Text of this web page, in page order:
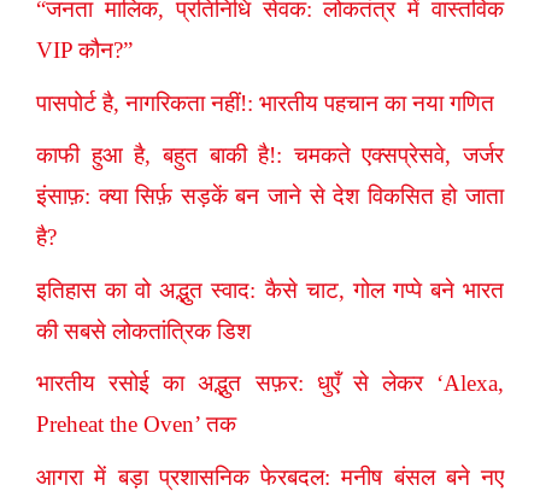
“जनता मालिक, प्रतिनिधि सेवक: लोकतंत्र में वास्तविक
VIP कौन?”
पासपोर्ट है, नागरिकता नहीं!: भारतीय पहचान का नया गणित
काफी हुआ है, बहुत बाकी है!: चमकते एक्सप्रेसवे, जर्जर
इंसाफ़: क्या सिर्फ़ सड़कें बन जाने से देश विकसित हो जाता
है?
इतिहास का वो अद्भुत स्वाद: कैसे चाट, गोल गप्पे बने भारत
की सबसे लोकतांत्रिक डिश
भारतीय रसोई का अद्भुत सफ़र: धुएँ से लेकर ‘Alexa,
Preheat the Oven’ तक
आगरा में बड़ा प्रशासनिक फेरबदल: मनीष बंसल बने नए